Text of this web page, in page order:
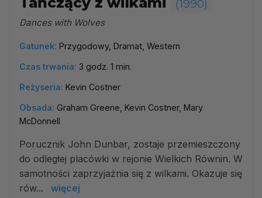
(1990)
Dances with Wolves
Gatunek: Przygodowy, Dramat, Western
Czas trwania: 3 godz. 1 min.
Reżyseria: Kevin Costner
Obsada: Graham Greene, Kevin Costner, Mary
McDonnell
Porucznik John Dunbar, zostaje przemieszczony
do odległej placówki w rejonie Wielkich Równin. W
samotności zaprzyjaźnia się z wilkami. Okazuje się
rów...
więcej